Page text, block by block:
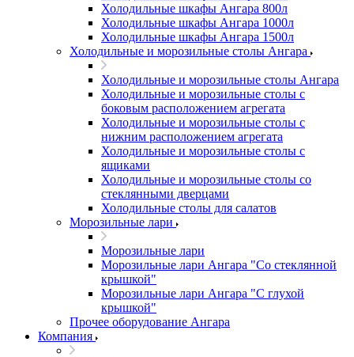
Холодильные шкафы Ангара 800л
Холодильные шкафы Ангара 1000л
Холодильные шкафы Ангара 1500л
Холодильные и морозильные столы Ангара
Холодильные и морозильные столы Ангара
Холодильные и морозильные столы с
боковым расположением агрегата
Холодильные и морозильные столы с
нижним расположением агрегата
Холодильные и морозильные столы с
ящиками
Холодильные и морозильные столы со
стеклянными дверцами
Холодильные столы для салатов
Морозильные лари
Морозильные лари
Морозильные лари Ангара "Со стеклянной
крышкой"
Морозильные лари Ангара "С глухой
крышкой"
Прочее оборудование Ангара
Компания